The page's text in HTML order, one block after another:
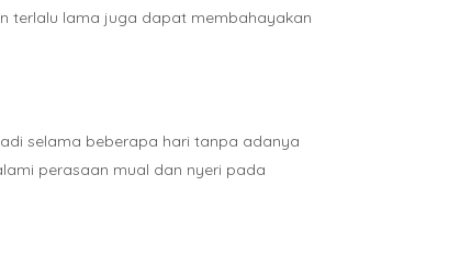
terlalu lama juga dapat membahayakan
selama beberapa hari tanpa adanya
perasaan mual dan nyeri pada